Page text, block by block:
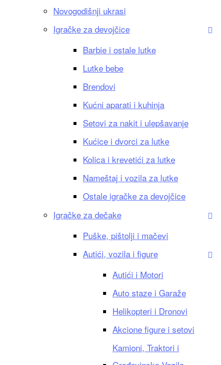
Novogodišnji ukrasi
Igračke za devojčice
Barbie i ostale lutke
Lutke bebe
Brendovi
Kućni aparati i kuhinja
Setovi za nakit i ulepšavanje
Kućice i dvorci za lutke
Kolica i krevetići za lutke
Nameštaj i vozila za lutke
Ostale igračke za devojčice
Igračke za dečake
Puške, pištolji i mačevi
Autići, vozila i figure
Autići i Motori
Auto staze i Garaže
Helikopteri i Dronovi
Akcione figure i setovi
Kamioni, Traktori i